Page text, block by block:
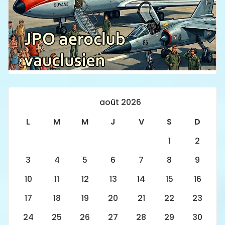
août 2026
L
M M J V S
D
1
2
3
4 5 6 7 8
9
10
11 12 13 14 15
16
17
18 19 20 21 22
23
24
25 26 27 28 29
30